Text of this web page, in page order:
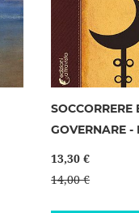
SOCCORRERE
GOVERNARE -
13,30 €
14,00 €